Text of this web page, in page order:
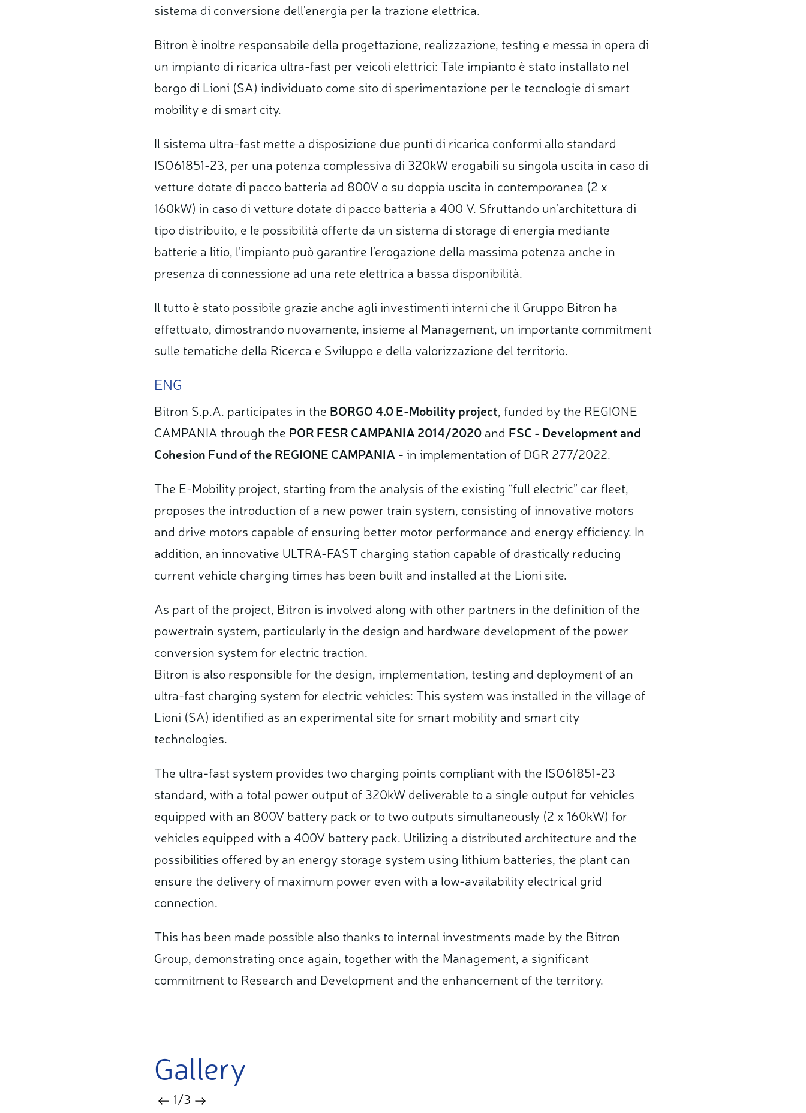
sistema di conversione dell'energia per la trazione elettrica.
Bitron è inoltre responsabile della progettazione, realizzazione, testing e messa in opera di
un impianto di ricarica ultra-fast per veicoli elettrici: Tale impianto è stato installato nel
borgo di Lioni (SA) individuato come sito di sperimentazione per le tecnologie di smart
mobility e di smart city.
Il sistema ultra-fast mette a disposizione due punti di ricarica conformi allo standard
ISO61851-23, per una potenza complessiva di 320kW erogabili su singola uscita in caso di
vetture dotate di pacco batteria ad 800V o su doppia uscita in contemporanea (2 x
160kW) in caso di vetture dotate di pacco batteria a 400 V. Sfruttando un’architettura di
tipo distribuito, e le possibilità offerte da un sistema di storage di energia mediante
batterie a litio, l’impianto può garantire l’erogazione della massima potenza anche in
presenza di connessione ad una rete elettrica a bassa disponibilità.
Il tutto è stato possibile grazie anche agli investimenti interni che il Gruppo Bitron ha
effettuato, dimostrando nuovamente, insieme al Management, un importante commitment
sulle tematiche della Ricerca e Sviluppo e della valorizzazione del territorio.
ENG
Bitron S.p.A. participates in the BORGO 4.0 E-Mobility project, funded by the REGIONE
CAMPANIA through the POR FESR CAMPANIA 2014/2020 and FSC - Development and
Cohesion Fund of the REGIONE CAMPANIA - in implementation of DGR 277/2022.
The E-Mobility project, starting from the analysis of the existing “full electric” car fleet,
proposes the introduction of a new power train system, consisting of innovative motors
and drive motors capable of ensuring better motor performance and energy efficiency. In
addition, an innovative ULTRA-FAST charging station capable of drastically reducing
current vehicle charging times has been built and installed at the Lioni site.
As part of the project, Bitron is involved along with other partners in the definition of the
powertrain system, particularly in the design and hardware development of the power
conversion system for electric traction.
Bitron is also responsible for the design, implementation, testing and deployment of an
ultra-fast charging system for electric vehicles: This system was installed in the village of
Lioni (SA) identified as an experimental site for smart mobility and smart city
technologies.
The ultra-fast system provides two charging points compliant with the ISO61851-23
standard, with a total power output of 320kW deliverable to a single output for vehicles
equipped with an 800V battery pack or to two outputs simultaneously (2 x 160kW) for
vehicles equipped with a 400V battery pack. Utilizing a distributed architecture and the
possibilities offered by an energy storage system using lithium batteries, the plant can
ensure the delivery of maximum power even with a low-availability electrical grid
connection.
This has been made possible also thanks to internal investments made by the Bitron
Group, demonstrating once again, together with the Management, a significant
commitment to Research and Development and the enhancement of the territory.
Gallery
1/3